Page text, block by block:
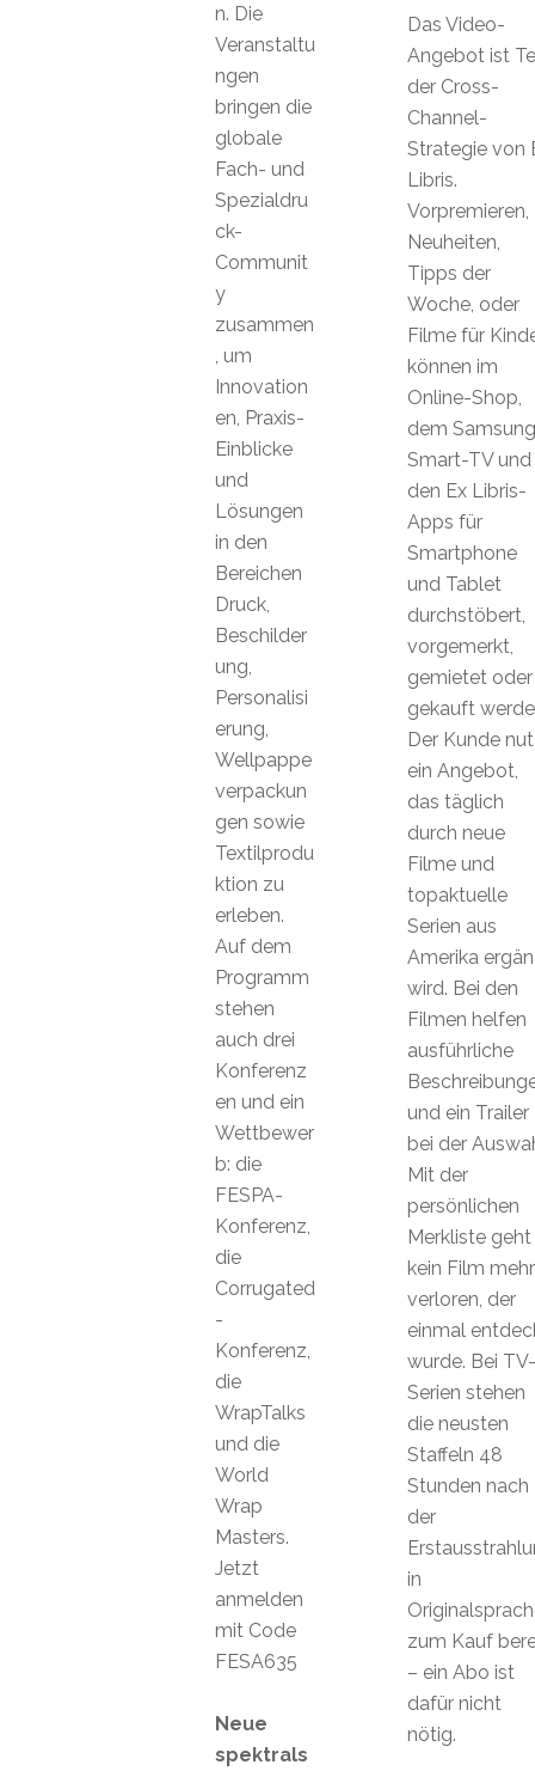
Das Video-
Angebot ist
der Cross-
Channel-
Strategie von
Libris.
Vorpremieren,
Neuheiten,
Tipps der
Woche, oder
Filme für
können im
Online-Shop,
dem Samsung
Smart-TV und
den Ex Libris-
Apps für
Smartphone
und Tablet
durchstöbert,
vorgemerkt,
gemietet oder
gekauft
Der Kunde
ein Angebot,
das täglich
durch neue
Filme und
topaktuelle
Serien aus
Amerika
wird. Bei den
Filmen helfen
ausführliche
und ein Trailer
bei der
Mit der
persönlichen
Merkliste geht
kein Film mehr
verloren, der
einmal
wurde. Bei TV-
Serien stehen
die neusten
Staffeln 48
Stunden nach
der
in
zum Kauf
– ein Abo ist
dafür nicht
nötig.
n. Die
Veranstaltu
ngen
bringen die
globale
Fach- und
Spezialdru
ck-
Communit
y
zusammen
, um
Innovation
en, Praxis-
Einblicke
und
Lösungen
in den
Bereichen
Druck,
Beschilder
ung,
Personalisi
erung,
Wellpappe
verpackun
gen sowie
Textilprodu
ktion zu
erleben.
Auf dem
Programm
stehen
auch drei
Konferenz
en und ein
Wettbewer
b: die
FESPA-
Konferenz,
die
Corrugated
-
Konferenz,
die
WrapTalks
und die
World
Wrap
Masters.
Jetzt
anmelden
mit Code
FESA635
Neue
spektrals